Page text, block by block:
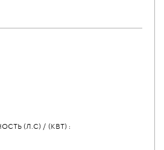
(Л.С) / (КВТ) :